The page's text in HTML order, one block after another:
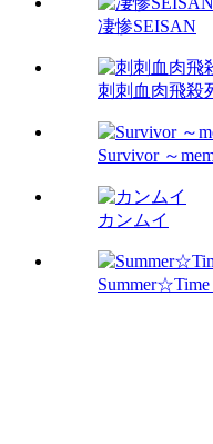
凄惨SEISAN
刺刺血肉飛殺
Survivor ～
カンムイ